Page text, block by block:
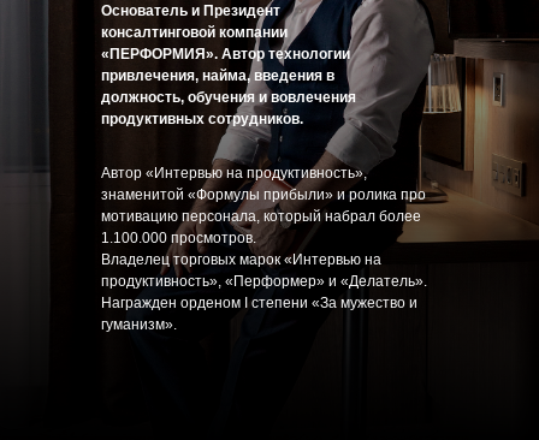
Основатель и Президент
консалтинговой компании
«ПЕРФОРМИЯ». Автор технологии
привлечения, найма, введения в
должность, обучения и вовлечения
продуктивных сотрудников.
Автор «Интервью на продуктивность»,
знаменитой «Формулы прибыли» и ролика про
мотивацию персонала, который набрал более
1.100.000 просмотров.
Владелец торговых марок «Интервью на
продуктивность», «Перформер» и «Делатель».
Награжден орденом I степени «За мужество и
гуманизм».